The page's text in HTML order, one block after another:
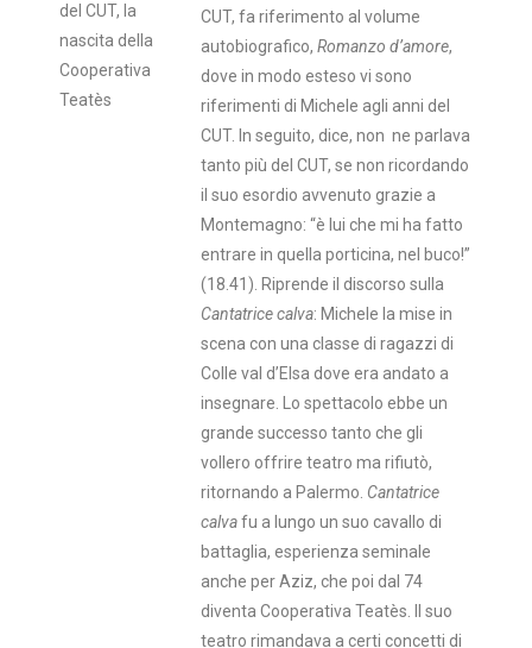
del CUT, la
nascita della
Cooperativa
Teatès
CUT, fa riferimento al volume
autobiografico, Romanzo d’amore,
dove in modo esteso vi sono
riferimenti di Michele agli anni del
CUT. In seguito, dice, non ne parlava
tanto più del CUT, se non ricordando
il suo esordio avvenuto grazie a
Montemagno: “è lui che mi ha fatto
entrare in quella porticina, nel buco!”
(18.41). Riprende il discorso sulla
Cantatrice calva: Michele la mise in
scena con una classe di ragazzi di
Colle val d’Elsa dove era andato a
insegnare. Lo spettacolo ebbe un
grande successo tanto che gli
vollero offrire teatro ma rifiutò,
ritornando a Palermo. Cantatrice
calvafu a lungo un suo cavallo di
battaglia, esperienza seminale
anche per Aziz, che poi dal 74
diventa Cooperativa Teatès. Il suo
teatro rimandava a certi concetti di